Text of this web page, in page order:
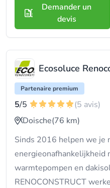
Demander un
devis
Ecosoluce
Partenaire premium
5/5
(5 avis)
Doische(76 km)
Sinds 2016 helpen we je
energieonafhankelijkheid
warmtepompen en
RENOCONSTRUCT